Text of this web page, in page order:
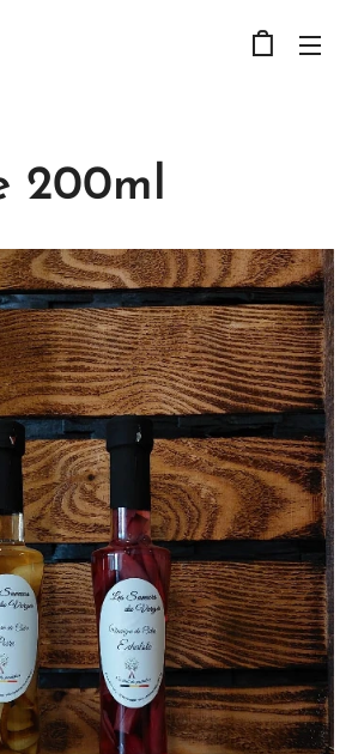
200ml